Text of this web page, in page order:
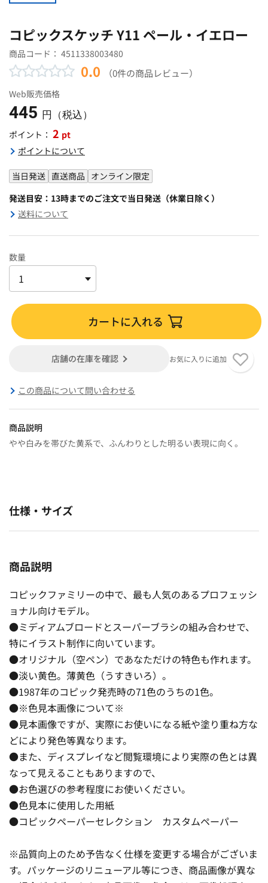
コピックスケッチ Y11 ペール・イエロー
商品コード： 4511338003480
0.0 （0件の商品レビュー）
Web販売価格
445 円（税込）
ポイント： 2 pt
ポイントについて
当日発送 直送商品 オンライン限定
発送目安：13時までのご注文で当日発送（休業日除く）
送料について
数量
カートに入れる
店舗の在庫を確認 お気に入りに追加
この商品について問い合わせる
商品説明
やや白みを帯びた黄系で、ふんわりとした明るい表現に向く。
仕様・サイズ
商品説明
コピックファミリーの中で、最も人気のあるプロフェッシ
ョナル向けモデル。
●ミディアムブロードとスーパーブラシの組み合わせで、
特にイラスト制作に向いています。
●オリジナル（空ペン）であなただけの特色も作れます。
●淡い黄色。薄黄色（うすきいろ）。
●1987年のコピック発売時の71色のうちの1色。
●※色見本画像について※
●見本画像ですが、実際にお使いになる紙や塗り重ね方な
どにより発色等異なります。
●また、ディスプレイなど閲覧環境により実際の色とは異
なって見えることもありますので、
●お色選びの参考程度にお使いください。
●色見本に使用した用紙
●コピックペーパーセレクション カスタムペーパー
※品質向上のため予告なく仕様を変更する場合がございま
す。パッケージのリニューアル等につき、商品画像が異な